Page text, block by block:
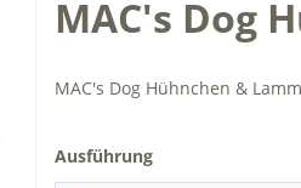
MAC's Dog
MAC's Dog Hühnchen &
Ausführung